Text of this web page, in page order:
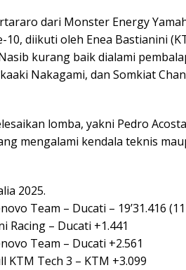
dari Monster Energy
diikuti oleh Enea Bastianini
kurang baik dialami
Nakagami, dan Somkiat
lomba, yakni Pedro
mengalami kendala teknis
2025.
Team – Ducati – 19’31.416
Racing – Ducati +1.441
Team – Ducati +2.561
KTM Tech 3 – KTM +3.099